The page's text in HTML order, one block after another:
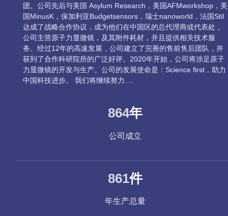
团。公司先后与美国 Asylum Research，美国AFMworkshop，美
国MinusK，保加利亚Budgetsensors，瑞士nanoworld，法国Stil
达成了战略合作协议，成为他们在中国区的总代理商或代表处，
公司主营原子力显微镜，及其附件耗材，并且提供相关技术服
务。经过12年的高速发展，公司建立了完善的售前售后团队，并
获到了合作科研院所的广泛好评。2020年开始，公司将涉足原子
力显微镜的开发与生产。公司的发展使命是：Science first，助力
中国科技进步。 我们将继续努力….
1,450年
公司成立
1,445件
年生产总量